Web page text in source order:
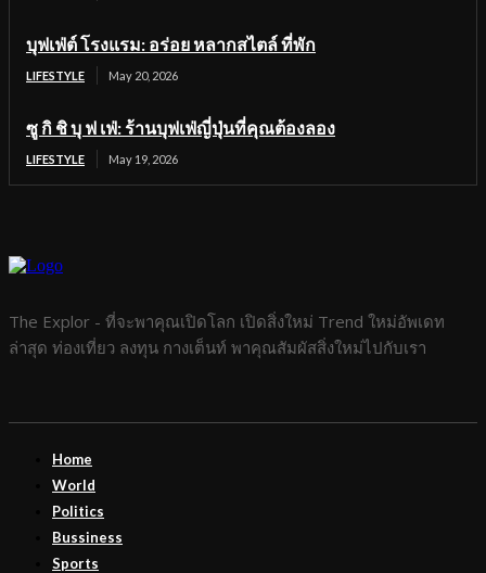
บุฟเฟ่ต์ โรงแรม: อร่อย หลากสไตล์ ที่พัก
LIFESTYLE May 20, 2026
ซู กิ ชิ บุ ฟ เฟ่: ร้านบุฟเฟ่ญี่ปุ่นที่คุณต้องลอง
LIFESTYLE May 19, 2026
The Explor - ที่จะพาคุณเปิดโลก เปิดสิ่งใหม่ Trend ใหม่อัพเดท
ล่าสุด ท่องเที่ยว ลงทุน กางเต็นท์ พาคุณสัมผัสสิ่งใหม่ไปกับเรา
Home
World
Politics
Bussiness
Sports